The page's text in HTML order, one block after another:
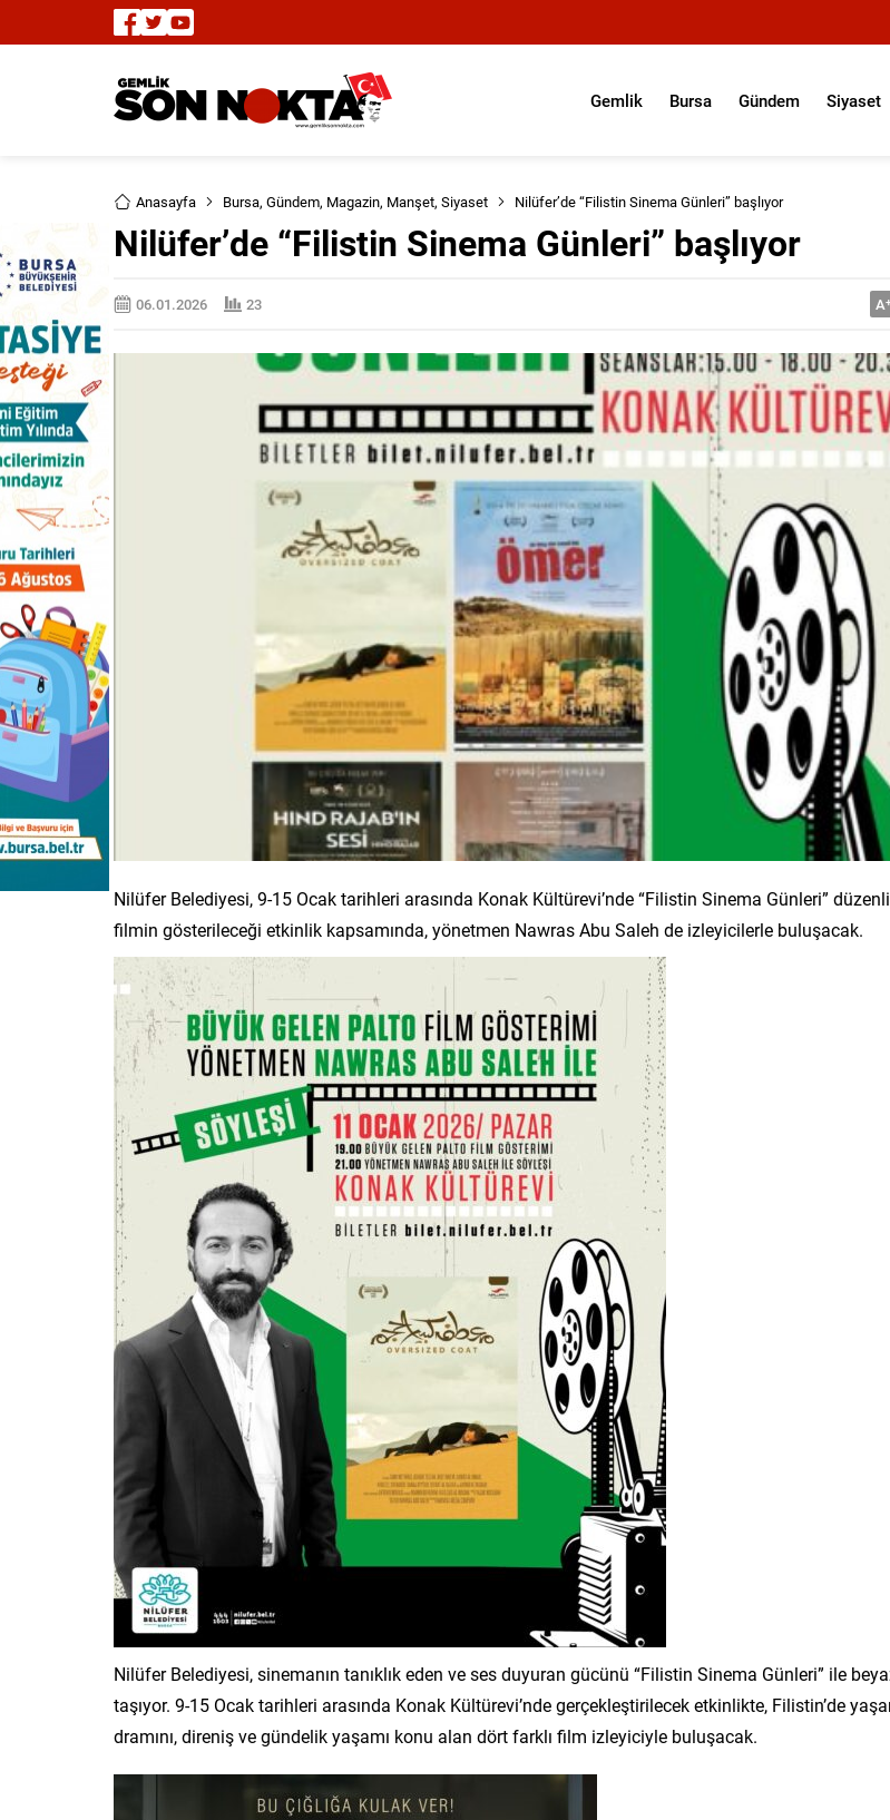
Gemlik Bursa Gündem Siyaset
Anasayfa Bursa, Gündem, Magazin, Manşet, Siyaset Nilüfer’de “Filistin Sinema Günleri” başlıyor
Nilüfer’de “Filistin Sinema Günleri” başlıyor
06.01.2026 23 A+
Nilüfer Belediyesi, 9-15 Ocak tarihleri arasında Konak Kültürevi’nde “Filistin Sinema Günleri”
filmin gösterileceği etkinlik kapsamında, yönetmen Nawras Abu Saleh de izleyicilerle buluşacak.
Nilüfer Belediyesi, sinemanın tanıklık eden ve ses duyuran gücünü “Filistin Sinema Günleri” ile
taşıyor. 9-15 Ocak tarihleri arasında Konak Kültürevi’nde gerçekleştirilecek etkinlikte, Filistin’de
dramını, direniş ve gündelik yaşamı konu alan dört farklı film izleyiciyle buluşacak.